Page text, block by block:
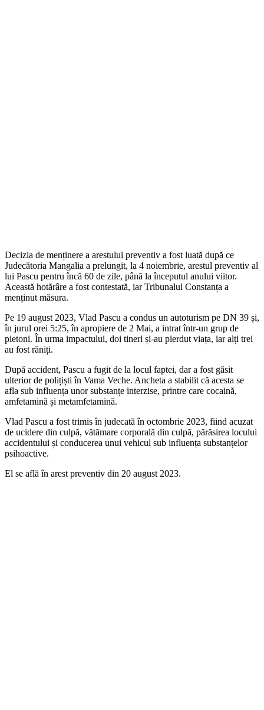
Decizia de menținere a arestului preventiv a fost luată după ce
Judecătoria Mangalia a prelungit, la 4 noiembrie, arestul preventiv al
lui Pascu pentru încă 60 de zile, până la începutul anului viitor.
Această hotărâre a fost contestată, iar Tribunalul Constanța a
menținut măsura.
Pe 19 august 2023, Vlad Pascu a condus un autoturism pe DN 39 și,
în jurul orei 5:25, în apropiere de 2 Mai, a intrat într-un grup de
pietoni. În urma impactului, doi tineri și-au pierdut viața, iar alți trei
au fost răniți.
După accident, Pascu a fugit de la locul faptei, dar a fost găsit
ulterior de polițiști în Vama Veche. Ancheta a stabilit că acesta se
afla sub influența unor substanțe interzise, printre care cocaină,
amfetamină și metamfetamină.
Vlad Pascu a fost trimis în judecată în octombrie 2023, fiind acuzat
de ucidere din culpă, vătămare corporală din culpă, părăsirea locului
accidentului și conducerea unui vehicul sub influența substanțelor
psihoactive.
El se află în arest preventiv din 20 august 2023.